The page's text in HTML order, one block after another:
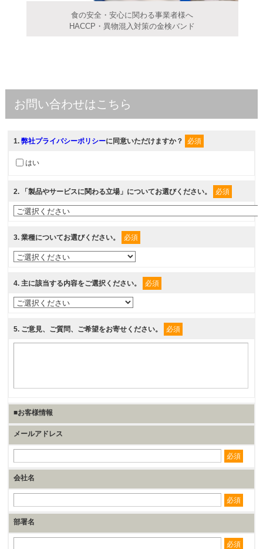
食の安全・安心に関わる事業者様へ
HACCP・異物混入対策の金検バンド
お問い合わせはこちら
1.弊社プライバシーポリシーに同意いただけますか？ 必須
はい
2. 「製品やサービスに関わる立場」についてお選びください。 必須
3. 業種についてお選びください。 必須
4. 主に該当する内容をご選択ください。 必須
5. ご意見、ご質問、ご希望をお寄せください。 必須
■お客様情報
メールアドレス
必須
会社名
必須
部署名
必須